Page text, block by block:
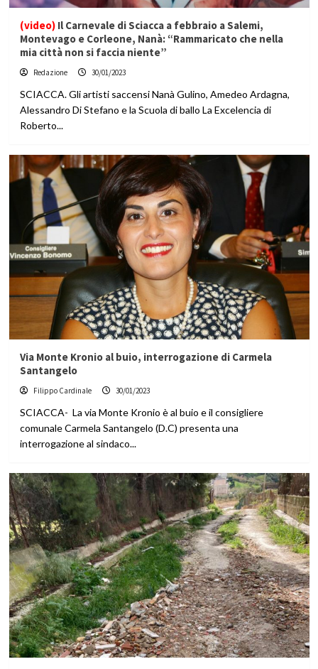
(video)Il Carnevale di Sciacca a febbraio a Salemi,
Montevago e Corleone, Nanà: “Rammaricato che nella
mia città non si faccia niente”
Redazione 30/01/2023
SCIACCA. Gli artisti saccensi Nanà Gulino, Amedeo Ardagna,
Alessandro Di Stefano e la Scuola di ballo La Excelencia di
Roberto...
Via Monte Kronio al buio, interrogazione di Carmela
Santangelo
Filippo Cardinale 30/01/2023
SCIACCA- La via Monte Kronio è al buio e il consigliere
comunale Carmela Santangelo (D.C) presenta una
interrogazione al sindaco...